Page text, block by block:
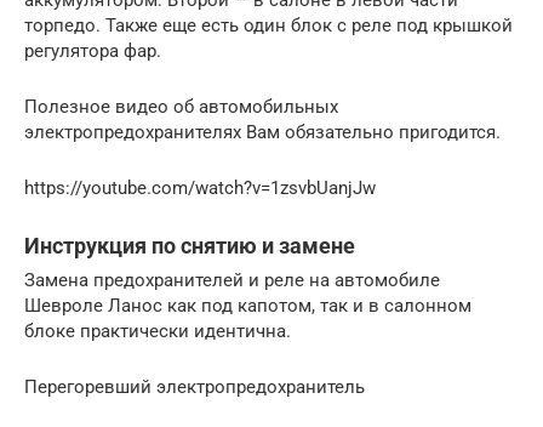
торпедо. Также еще есть один блок с реле под крышкой
регулятора фар.
Полезное видео об автомобильных
электропредохранителях Вам обязательно пригодится.
https://youtube.com/watch?v=1zsvbUanjJw
Инструкция по снятию и замене
Замена предохранителей и реле на автомобиле
Шевроле Ланос как под капотом, так и в салонном
блоке практически идентична.
Перегоревший электропредохранитель